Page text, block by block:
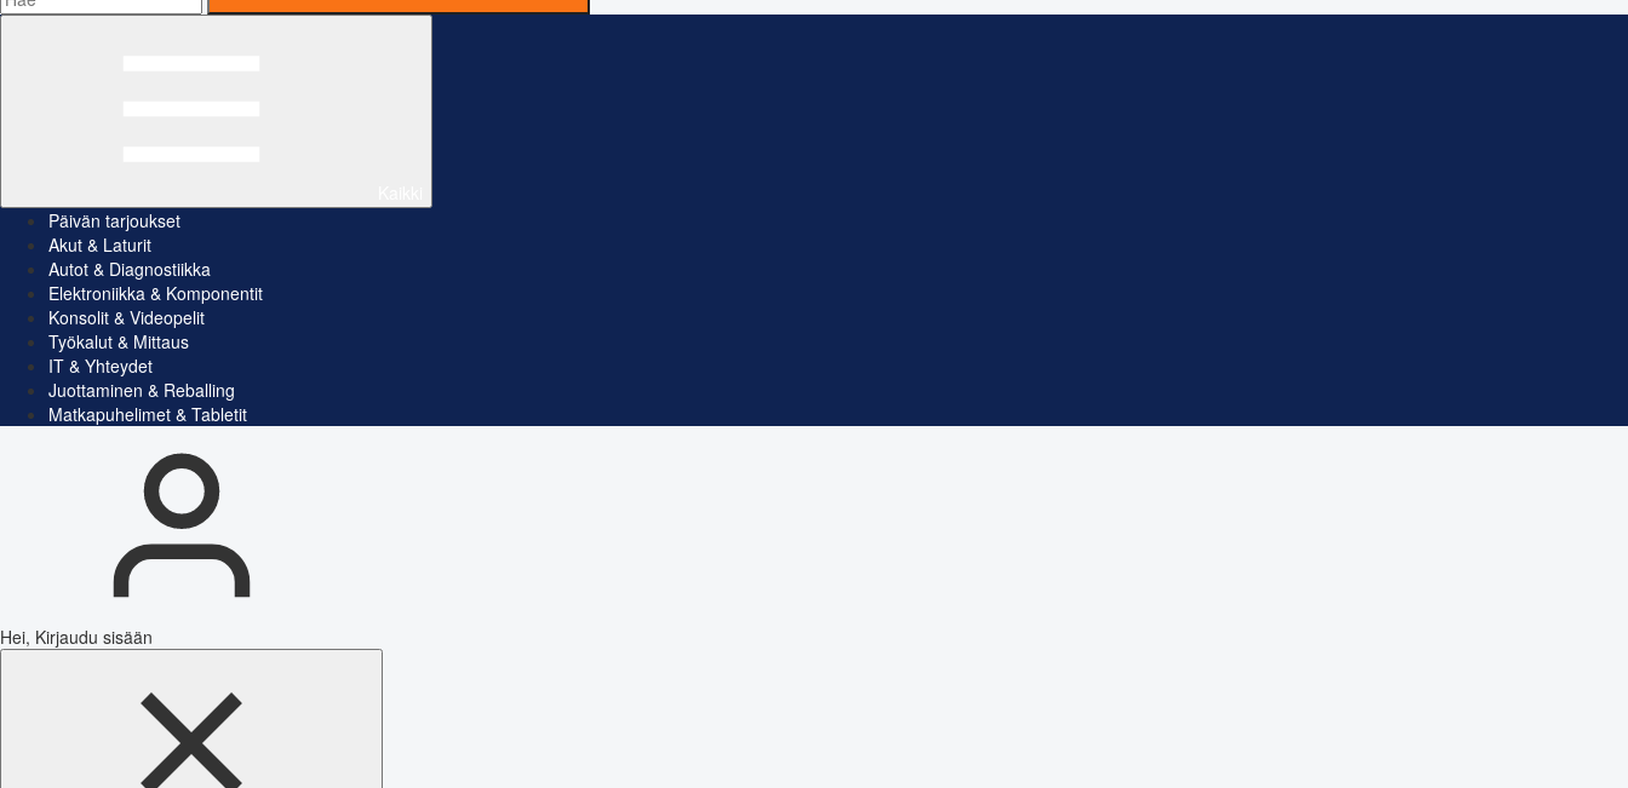
Päivän tarjoukset
Akut & Laturit
Autot & Diagnostiikka
Elektroniikka & Komponentit
Konsolit & Videopelit
Työkalut & Mittaus
IT & Yhteydet
Juottaminen & Reballing
Matkapuhelimet & Tabletit
Hei, Kirjaudu sisään